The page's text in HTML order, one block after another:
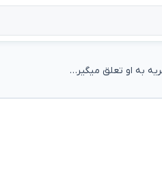
ایا بدون داشتن رابطه مهریه به او تعلق میگیرد یا خیر؟